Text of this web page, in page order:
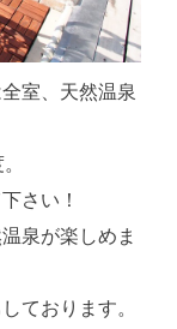
室、天然温泉
さい！
泉が楽しめま
ております。